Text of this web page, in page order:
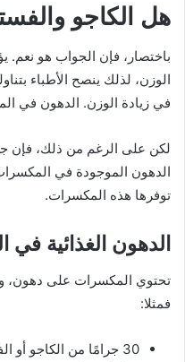
هل الكاجو
باختصار، فإن الجواب هو نعم.
الوزن، لذلك ينصح الأطباء
في زيادة الوزن. الدهون في
لكن على الرغم من ذلك، فإن
الدهون الموجودة في
توفرها هذه المكسرات.
الدهون الغذائية
تحتوي المكسرات على دهون،
فمثلا: